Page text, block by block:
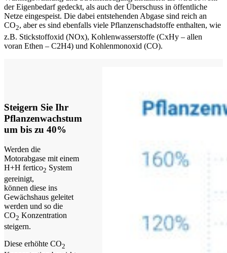
der Eigenbedarf gedeckt, als auch der Überschuss in öffentliche
Netze eingespeist. Die dabei entstehenden Abgase sind reich an
CO2, aber es sind ebenfalls viele Pflanzenschadstoffe enthalten, wie
z.B. Stickstoffoxid (NOx), Kohlenwasserstoffe (CxHy – allen
voran Ethen – C2H4) und Kohlenmonoxid (CO).
Steigern Sie Ihr
Pflanzenwachstum
um bis zu 40%
Werden die
Motorabgase mit einem
H+H fertico2 System
gereinigt,
können diese ins
Gewächshaus geleitet
werden und so die
CO2 Konzentration
steigern.
Diese erhöhte CO2